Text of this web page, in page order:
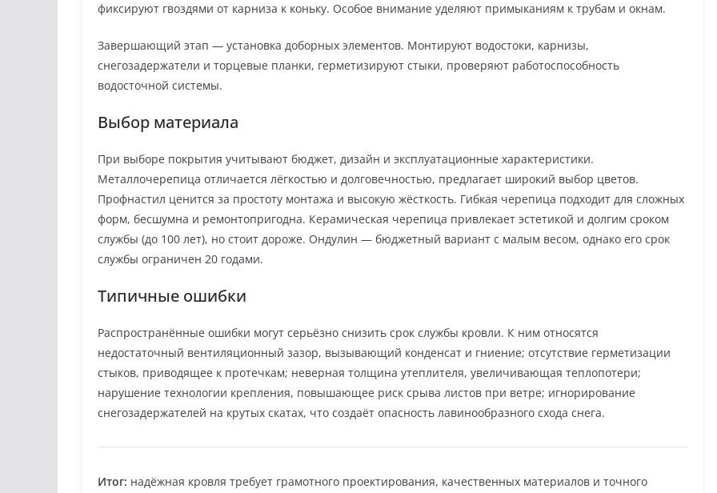
фиксируют гвоздями от карниза к коньку. Особое внимание уделяют примыканиям к трубам и окнам.
Завершающий этап — установка доборных элементов. Монтируют водостоки, карнизы,
снегозадержатели и торцевые планки, герметизируют стыки, проверяют работоспособность
водосточной системы.
Выбор материала
При выборе покрытия учитывают бюджет, дизайн и эксплуатационные характеристики.
Металлочерепица отличается лёгкостью и долговечностью, предлагает широкий выбор цветов.
Профнастил ценится за простоту монтажа и высокую жёсткость. Гибкая черепица подходит для сложных
форм, бесшумна и ремонтопригодна. Керамическая черепица привлекает эстетикой и долгим сроком
службы (до 100 лет), но стоит дороже. Ондулин — бюджетный вариант с малым весом, однако его срок
службы ограничен 20 годами.
Типичные ошибки
Распространённые ошибки могут серьёзно снизить срок службы кровли. К ним относятся
недостаточный вентиляционный зазор, вызывающий конденсат и гниение; отсутствие герметизации
стыков, приводящее к протечкам; неверная толщина утеплителя, увеличивающая теплопотери;
нарушение технологии крепления, повышающее риск срыва листов при ветре; игнорирование
снегозадержателей на крутых скатах, что создаёт опасность лавинообразного схода снега.
Итог: надёжная кровля требует грамотного проектирования, качественных материалов и точного